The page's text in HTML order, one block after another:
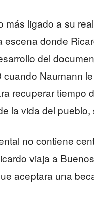
más ligado a su
escena donde
del
cuando Naumann
recuperar tiempo
la vida del
no contiene
viaja a
aceptara una